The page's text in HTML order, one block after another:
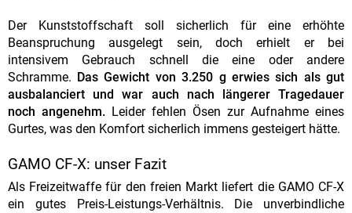
Der Kunststoffschaft soll sicherlich für eine erhöhte
Beanspruchung ausgelegt sein, doch erhielt er bei
intensivem Gebrauch schnell die eine oder andere
Schramme. Das Gewicht von 3.250 g erwies sich als gut
ausbalanciert und war auch nach längerer Tragedauer
noch angenehm. Leider fehlen Ösen zur Aufnahme eines
Gurtes, was den Komfort sicherlich immens gesteigert hätte.
GAMO CF-X: unser Fazit
Als Freizeitwaffe für den freien Markt liefert die GAMO CF-X
ein gutes Preis-Leistungs-Verhältnis. Die unverbindliche